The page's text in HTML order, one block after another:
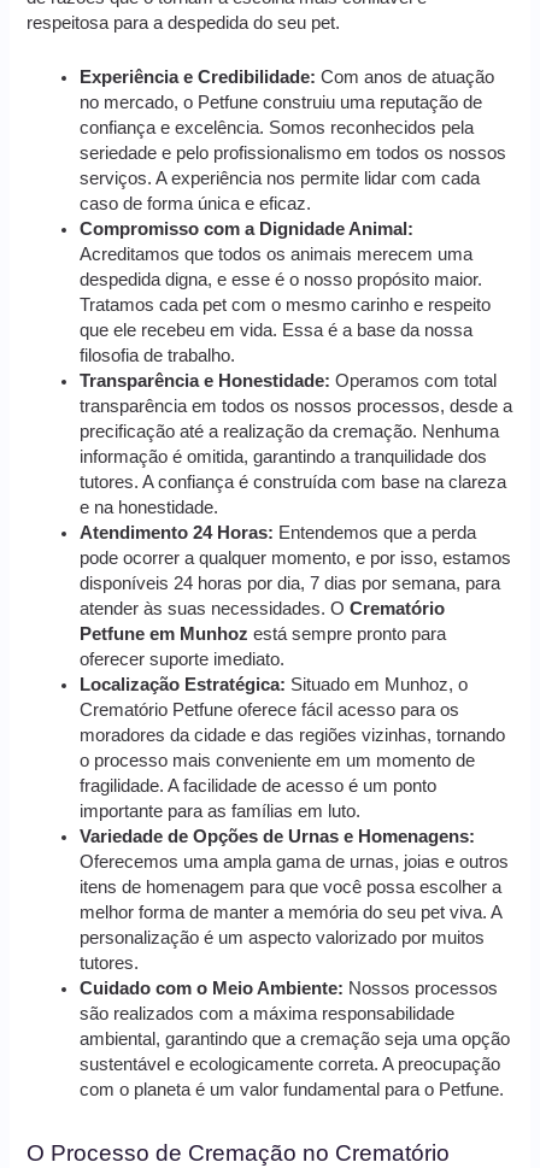
respeitosa para a despedida do seu pet.
Experiência e Credibilidade: Com anos de atuação
no mercado, o Petfune construiu uma reputação de
confiança e excelência. Somos reconhecidos pela
seriedade e pelo profissionalismo em todos os nossos
serviços. A experiência nos permite lidar com cada
caso de forma única e eficaz.
Compromisso com a Dignidade Animal:
Acreditamos que todos os animais merecem uma
despedida digna, e esse é o nosso propósito maior.
Tratamos cada pet com o mesmo carinho e respeito
que ele recebeu em vida. Essa é a base da nossa
filosofia de trabalho.
Transparência e Honestidade: Operamos com total
transparência em todos os nossos processos, desde a
precificação até a realização da cremação. Nenhuma
informação é omitida, garantindo a tranquilidade dos
tutores. A confiança é construída com base na clareza
e na honestidade.
Atendimento 24 Horas: Entendemos que a perda
pode ocorrer a qualquer momento, e por isso, estamos
disponíveis 24 horas por dia, 7 dias por semana, para
atender às suas necessidades. OCrematório
Petfune em Munhoz está sempre pronto para
oferecer suporte imediato.
Localização Estratégica: Situado em Munhoz, o
Crematório Petfune oferece fácil acesso para os
moradores da cidade e das regiões vizinhas, tornando
o processo mais conveniente em um momento de
fragilidade. A facilidade de acesso é um ponto
importante para as famílias em luto.
Variedade de Opções de Urnas e Homenagens:
Oferecemos uma ampla gama de urnas, joias e outros
itens de homenagem para que você possa escolher a
melhor forma de manter a memória do seu pet viva. A
personalização é um aspecto valorizado por muitos
tutores.
Cuidado com o Meio Ambiente: Nossos processos
são realizados com a máxima responsabilidade
ambiental, garantindo que a cremação seja uma opção
sustentável e ecologicamente correta. A preocupação
com o planeta é um valor fundamental para o Petfune.
O Processo de Cremação no Crematório